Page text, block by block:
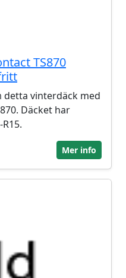
TS870
vinterdäck med
Däcket har
Mer info